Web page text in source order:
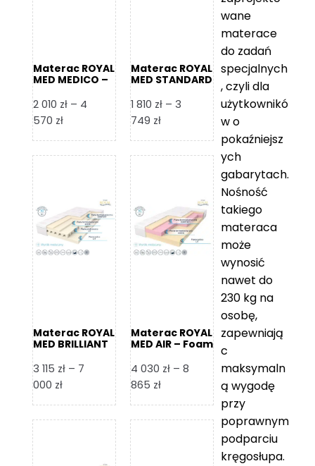
Materac ROYAL
MED MEDICO –
2 010 zł – 4
570 złZakres
od
4
570 zł
Materac ROYAL
MED STANDARD
1 810 zł – 3
749 złZakres
od
3
749 zł
Materac ROYAL
MED BRILLIANT
3 115 zł – 7
000 złZakres
od
Materac ROYAL
MED AIR – Foam
4 030 zł – 8
865 złZakres
od
wane
materace
do zadań
specjalnych
, czyli dla
użytkownikó
w o
pokaźniejsz
ych
gabarytach.
Nośność
takiego
materaca
może
wynosić
nawet do
230 kg na
osobę,
zapewniają
c
maksymaln
ą wygodę
przy
poprawnym
podparciu
kręgosłupa.